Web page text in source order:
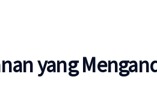
yang